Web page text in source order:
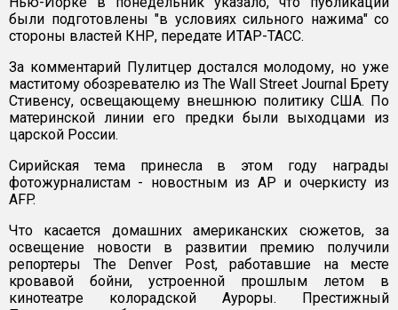
были подготовлены "в условиях сильного нажима" со
стороны властей КНР, передате ИТАР-ТАСС.
За комментарий Пулитцер достался молодому, но уже
маститому обозревателю из The Wall Street Journal Брету
Стивенсу, освещающему внешнюю политику США. По
материнской линии его предки были выходцами из
царской России.
Сирийская тема принесла в этом году награды
фотожурналистам - новостным из AP и очеркисту из
AFP.
Что касается домашних американских сюжетов, за
освещение новости в развитии премию получили
репортеры The Denver Post, работавшие на месте
кровавой бойни, устроенной прошлым летом в
кинотеатре колорадской Ауроры. Престижный